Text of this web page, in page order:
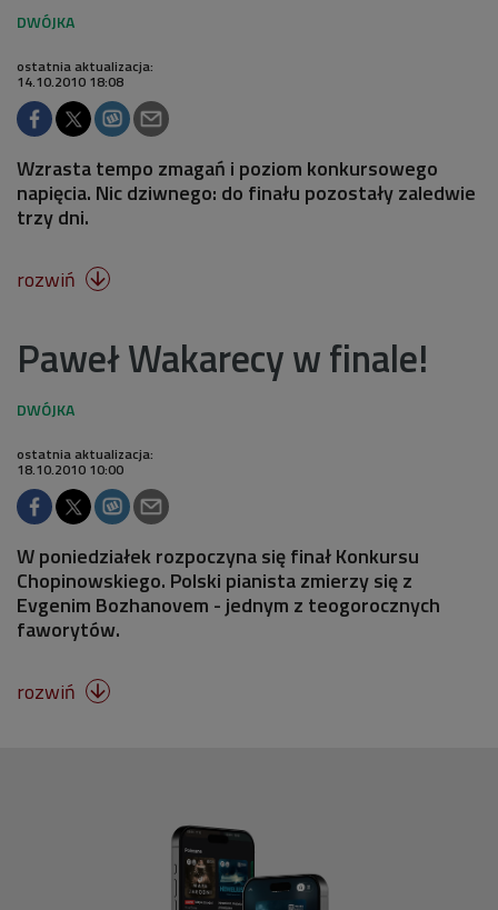
ostatnia aktualizacja:
14.10.2010 18:08
Wzrasta tempo zmagań i poziom konkursowego
napięcia. Nic dziwnego: do finału pozostały zaledwie
trzy dni.
rozwiń 
Paweł Wakarecy w finale!
ostatnia aktualizacja:
18.10.2010 10:00
W poniedziałek rozpoczyna się finał Konkursu
Chopinowskiego. Polski pianista zmierzy się z
Evgenim Bozhanovem - jednym z teogorocznych
faworytów.
rozwiń 